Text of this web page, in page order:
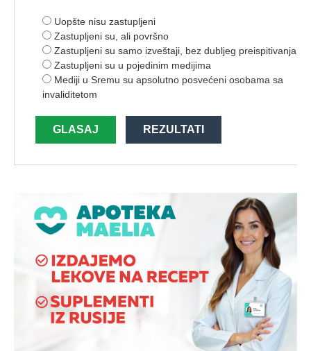
Uopšte nisu zastupljeni
Zastupljeni su, ali površno
Zastupljeni su samo izveštaji, bez dubljeg preispitivanja
Zastupljeni su u pojedinim medijima
Mediji u Sremu su apsolutno posvećeni osobama sa
invaliditetom
GLASAJ REZULTATI